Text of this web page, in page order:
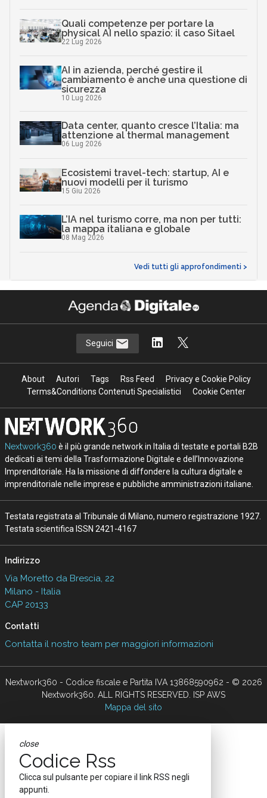
Quali competenze per portare la
physical AI nello spazio: il caso Sitael
22 Lug 2026
AI in azienda, perché gestire il
cambiamento è anche una questione di
sicurezza
10 Lug 2026
Data center, quanto cresce l’Italia: ma
attenzione al thermal management
06 Lug 2026
Ecosistemi travel-tech: startup, AI e
nuovi modelli per il turismo
15 Giu 2026
L’IA nel turismo corre, ma non per tutti:
la mappa italiana e globale
08 Mag 2026
Vedi tutti gli approfondimenti >
Seguici
About Autori Tags Rss Feed
Privacy e Cookie Policy
Terms&Conditions Contenuti Specialistici
Cookie Center
Nextwork360 è il più grande network in Italia di testate e portali B2B
dedicati ai temi della Trasformazione Digitale e dell’Innovazione
Imprenditoriale. Ha la missione di diffondere la cultura digitale e
imprenditoriale nelle imprese e pubbliche amministrazioni italiane.
Testata registrata al Tribunale di Milano, numero registrazione 1927.
Testata scientifica ISSN 2421-4167
Indirizzo
Via Moretto da Brescia, 22
Milano - Italia
CAP 20133
Contatti
Contatta il nostro team per maggiori informazioni
Nextwork360 - Codice fiscale e Partita IVA 13868590962 - © 2026
Nextwork360. ALL RIGHTS RESERVED. ISP AWS
Mappa del sito
close
Codice Rss
Clicca sul pulsante per copiare il link RSS negli
appunti.